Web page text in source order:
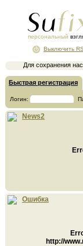
персональный
Для сохранения
Выключить
Быстрая регистрация
Логин:
News2
Ошибка
http://